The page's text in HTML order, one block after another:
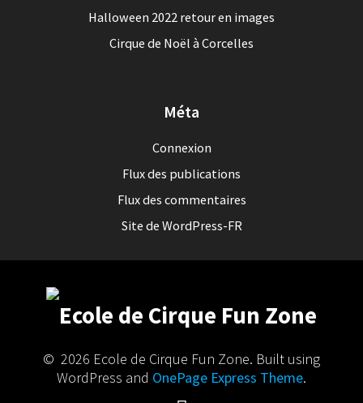
Halloween 2022 retour en images
Cirque de Noël à Corcelles
Méta
Connexion
Flux des publications
Flux des commentaires
Site de WordPress-FR
© 2026 Ecole de Cirque Fun Zone. Built using
WordPress and OnePage Express Theme.